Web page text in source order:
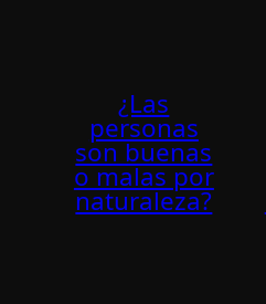
¿Las
personas
son buenas
o malas por
naturaleza?